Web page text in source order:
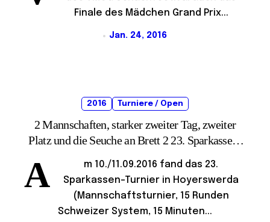
Finale des Mädchen Grand Prix...
Jan. 24, 2016
2016 Turniere / Open
2 Mannschaften, starker zweiter Tag, zweiter
Platz und die Seuche an Brett 2 23. Sparkassen-
Turnier Hoyerswerda
A
m 10./11.09.2016 fand das 23.
Sparkassen-Turnier in Hoyerswerda
(Mannschaftsturnier, 15 Runden
Schweizer System, 15 Minuten...